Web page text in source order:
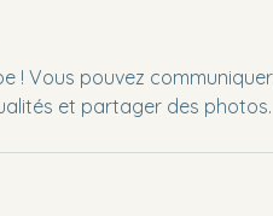
! Vous pouvez
et partager des photos.